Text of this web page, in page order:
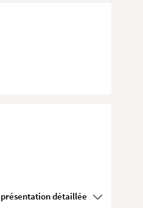
Voir la présentation détaillée